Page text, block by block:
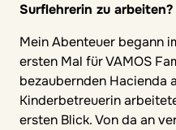
Surflehrerin zu arbeiten?
Mein Abenteuer begann
ersten Mal für VAMOS
bezaubernden Hacienda
Kinderbetreuerin
ersten Blick. Von da an